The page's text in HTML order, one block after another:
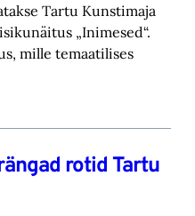
Tartu Kunstimaja
„Inimesed“.
mille temaatilises
rotid Tartu